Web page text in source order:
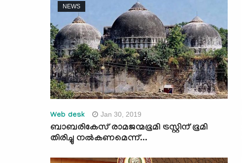
NEWS
Web desk Jan 30, 2019
ബാബരികേസ് രാമജന്മഭൂമി ട്രസ്റ്റിന് ഭൂമി
തിരിച്ചു നല്‍കണമെന്ന്...